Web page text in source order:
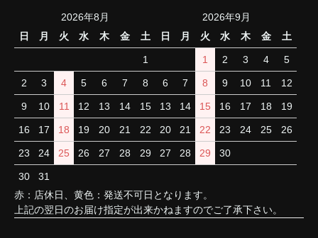
2026年8月
日
月 火 水 木 金 土
1
2 3 4 5 6 7 8
9 10 11 12 13 14 15
16 17 18 19 20 21 22
23 24 25 26 27 28 29
30 31
2026年9月
日
月 火 水 木 金 土
1 2 3 4 5
6 7 8 9 10 11 12
13 14 15 16 17 18 19
20 21 22 23 24 25 26
27 28 29 30
赤：店休日、黄色：発送不可日となります。
上記の翌日のお届け指定が出来かねますのでご了承下さい。